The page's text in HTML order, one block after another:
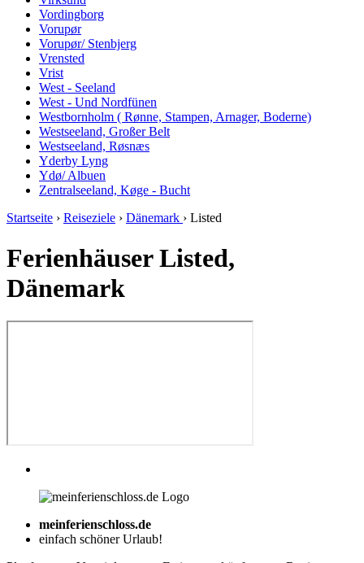
Vordingborg
Vorupør
Vorupør/ Stenbjerg
Vrensted
Vrist
West - Seeland
West - Und Nordfünen
Westbornholm ( Rønne, Stampen, Arnager, Boderne)
Westseeland, Großer Belt
Westseeland, Røsnæs
Yderby Lyng
Ydø/ Albuen
Zentralseeland, Køge - Bucht
Startseite › Reiseziele › Dänemark › Listed
Ferienhäuser Listed,
Dänemark
meinferienschloss.de
einfach schöner Urlaub!